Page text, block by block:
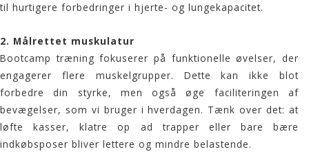
til hurtigere forbedringer i hjerte- og lungekapacitet.
2. Målrettet muskulatur
Bootcamp træning fokuserer på funktionelle øvelser, der
engagerer flere muskelgrupper. Dette kan ikke blot
forbedre din styrke, men også øge faciliteringen af
bevægelser, som vi bruger i hverdagen. Tænk over det: at
løfte kasser, klatre op ad trapper eller bare bære
indkøbsposer bliver lettere og mindre belastende.